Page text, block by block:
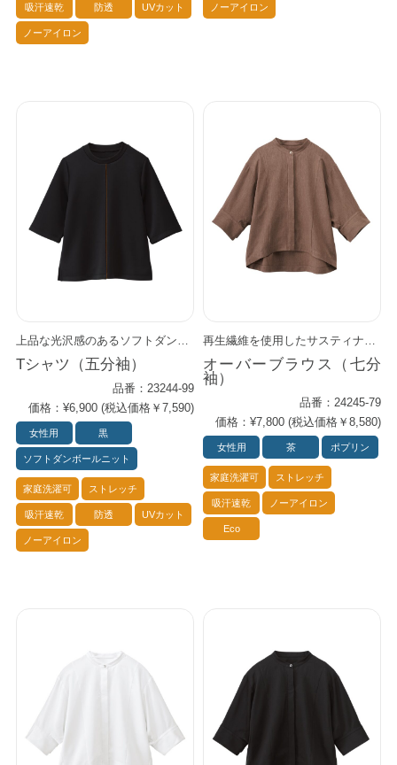
吸汗速乾 防透 UVカット
ノーアイロン
ノーアイロン
上品な光沢感のあるソフトダンボールニット素材を使用。 やや厚手ながら中空構造で軽さがあり、ストレスフリーの着心地。 シワになりにくく、ストレッチ性、速乾性もあるイージーケア。 ゆったりした袖は見た目も着心地もリラクシー。 細めのセンターラインで程良いエッジー感を演出します。 エプロンドレスやベスト、ジャケットの襟元から覗かせるとスタイリッシュに。 3色（アイボリー／ホワイト／ブラック）
Tシャツ（五分袖）
品番：23244-99
価格：¥6,900 (税込価格￥7,590)
女性用 黒
ソフトダンボールニット
家庭洗濯可 ストレッチ
吸汗速乾 防透 UVカット
ノーアイロン
再生繊維を使用したサスティナブルアイテム。 ゆったりとしたドルマンスリーブで着心地楽々。 コンパクトな七分袖が可愛い印象。 柔らかなカーブを描いた前裾がモード感をプラス。 エプロンの上からダボっと着てもお洒落です。 3色（ブラウン／ホワイト／ブラック）
オーバーブラウス（七分
袖）
品番：24245-79
価格：¥7,800 (税込価格￥8,580)
女性用 茶 ポプリン
家庭洗濯可 ストレッチ
吸汗速乾 ノーアイロン
Eco